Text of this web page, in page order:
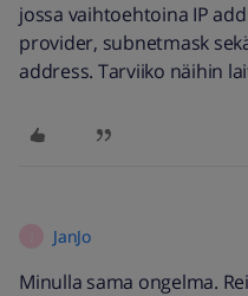
jossa vaihtoehtoina IP
provider, subnetmask
address. Tarviiko näihin
JanJo
Minulla sama ongelma.